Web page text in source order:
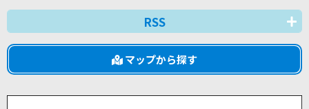
RSS
マップから探す